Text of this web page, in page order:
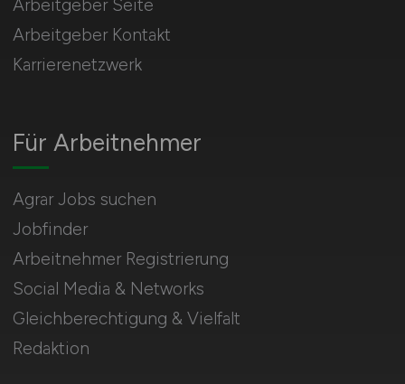
Für Arbeitnehmer
Agrar Jobs suchen
Jobfinder
Arbeitnehmer Registrierung
Social Media & Networks
Gleichberechtigung & Vielfalt
Redaktion
Arbeitgeber Seite
Arbeitgeber Kontakt
Karrierenetzwerk